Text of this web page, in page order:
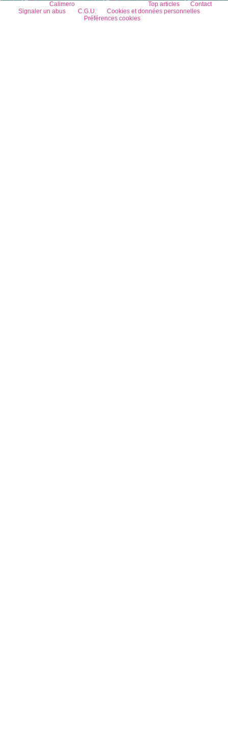
Voir le profil deCalimero Top articles
Contact
Signaler un abus
C.G.U.
Cookies et données personnelles
Préférences cookies